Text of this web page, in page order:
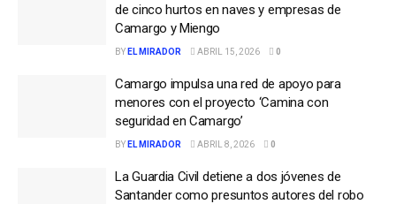
de cinco hurtos en naves y empresas de
Camargo y Miengo
BY EL MIRADOR ABRIL 15, 2026 0
Camargo impulsa una red de apoyo para
menores con el proyecto ‘Camina con
seguridad en Camargo’
BY EL MIRADOR ABRIL 8, 2026 0
La Guardia Civil detiene a dos jóvenes de
Santander como presuntos autores del robo